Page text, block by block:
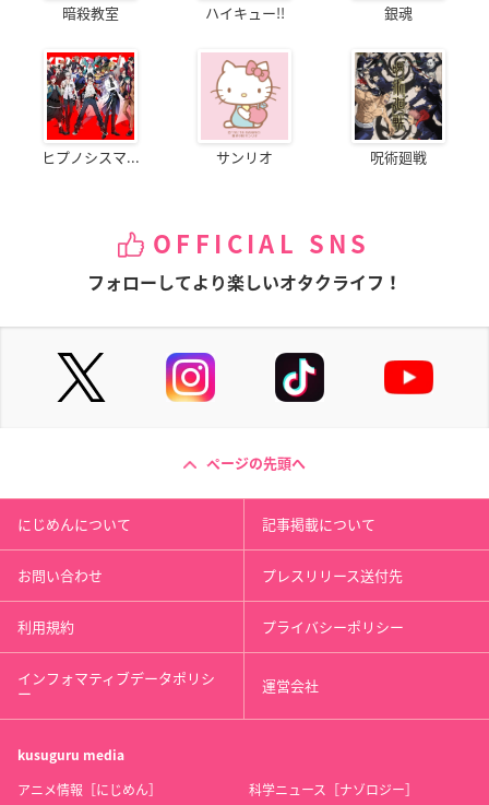
暗殺教室 ハイキュー!! 銀魂
ヒプノシスマ... サンリオ 呪術廻戦
OFFICIAL SNS
フォローしてより楽しいオタクライフ！
ページの先頭へ
にじめんについて 記事掲載について
お問い合わせ プレスリリース送付先
利用規約 プライバシーポリシー
インフォマティブデータポリシ
ー 運営会社
kusuguru media
アニメ情報［にじめん］ 科学ニュース［ナゾロジー］